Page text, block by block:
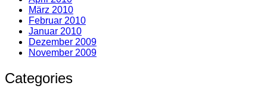
März 2010
Februar 2010
Januar 2010
Dezember 2009
November 2009
Categories